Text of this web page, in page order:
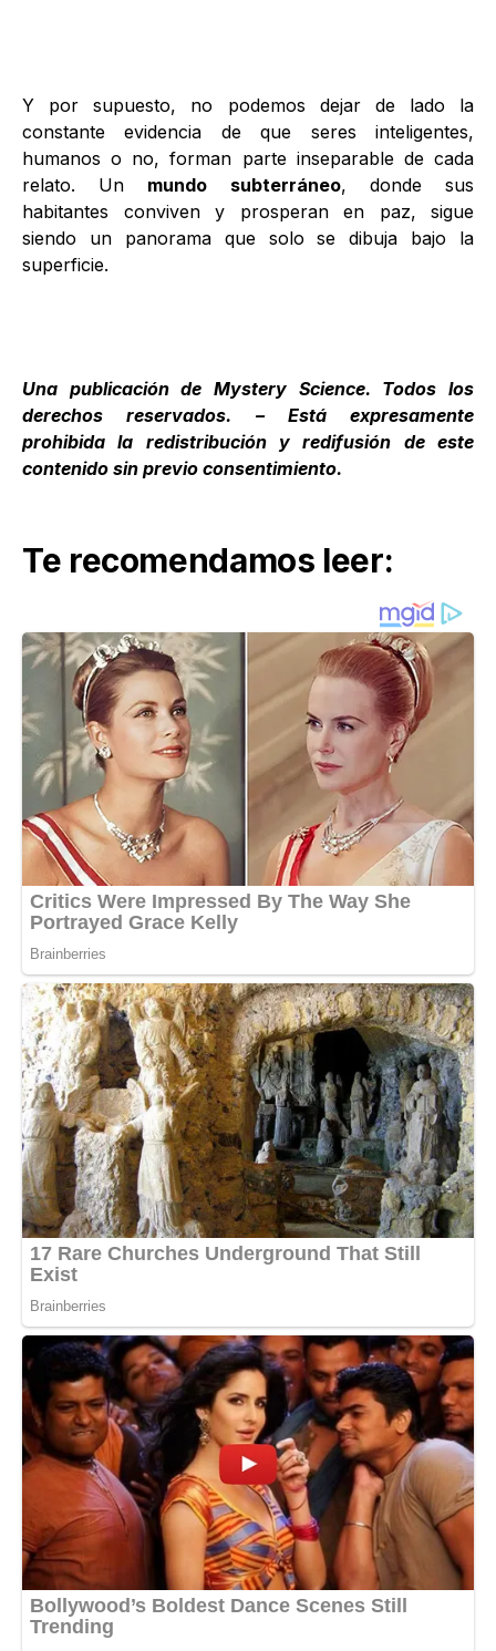
Y por supuesto, no podemos dejar de lado la
constante evidencia de que seres inteligentes,
humanos o no, forman parte inseparable de cada
relato. Un mundo subterráneo, donde sus
habitantes conviven y prosperan en paz, sigue
siendo un panorama que solo se dibuja bajo la
superficie.
Una publicación de Mystery Science. Todos los
derechos reservados. – Está expresamente
prohibida la redistribución y redifusión de este
contenido sin previo consentimiento.
Te recomendamos leer: